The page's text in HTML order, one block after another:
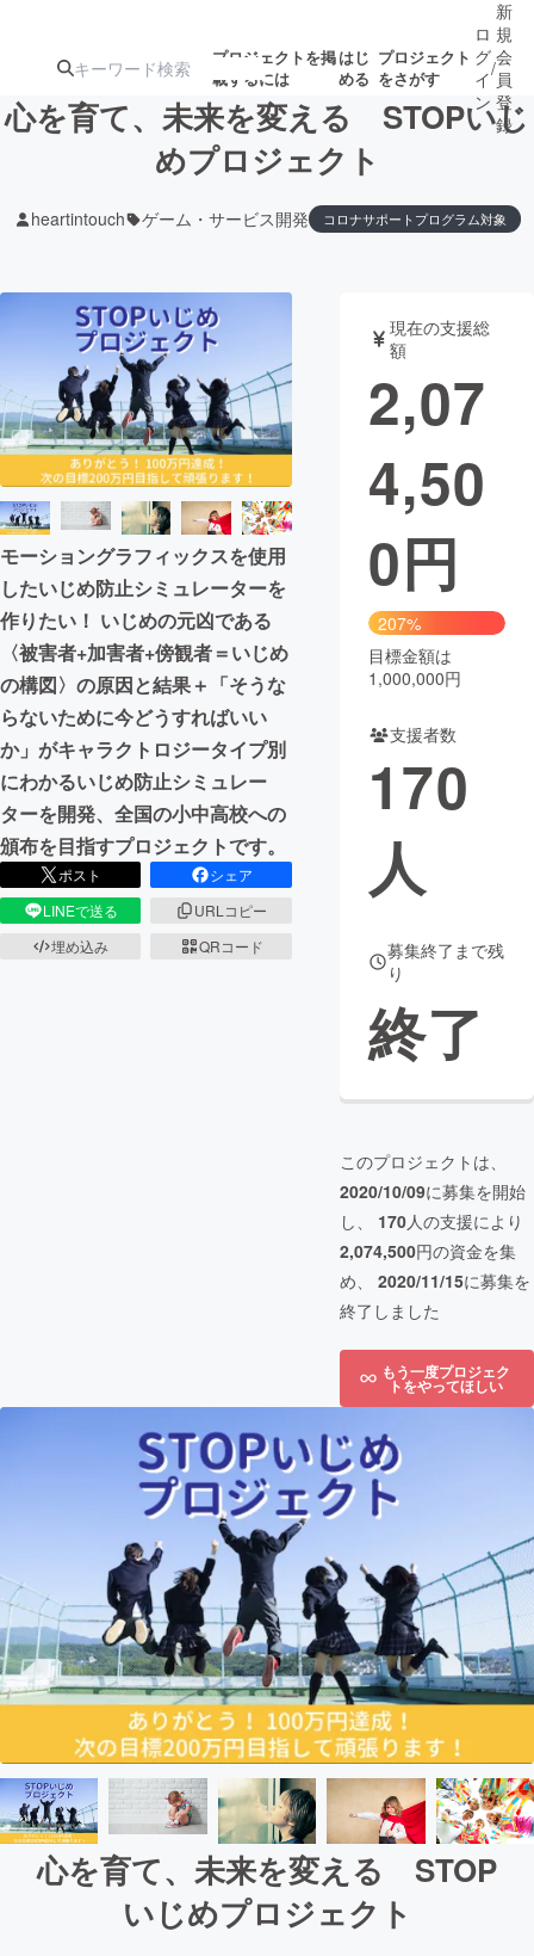
プロジェクトを掲
載するには
はじ
める
プロジェクト
をさがす
ジェクト
ターン
ジェクト
募集終了が近いプ
ロジェクト
もうすぐ公開
されます
アート・写真 音楽
テクノロジー・ガジェット ゲーム・サ
映像・映画
ビジネス・起業
まちづくり・地域活性化
CAMPFIRE for Social Good
CAMPFIRE Creation
CAMPFIREふるさと納税machi-ya コミュニティ
ロ
グ
イ
ン
/
新
規
会
員
登
録
心を育て、未来を変える STOPいじ
めプロジェクト
heartintouch ゲーム・サービス開発 コロナサポートプログラム対象
モーショングラフィックスを使用
したいじめ防止シミュレーターを
作りたい！ いじめの元凶である
〈被害者+加害者+傍観者＝いじめ
の構図〉の原因と結果＋「そうな
らないために今どうすればいい
か」がキャラクトロジータイプ別
にわかるいじめ防止シミュレー
ターを開発、全国の小中高校への
頒布を目指すプロジェクトです。
ポスト
シェア
LINEで送る
URLコピー
埋め込み
QRコード
現在の支援総
額
2,07
4,50
0円
207%
目標金額は
1,000,000円
支援者数
170
人
募集終了まで残
り
終了
このプロジェクトは、
2020/10/09に募集を開始
し、 170人の支援により
2,074,500円の資金を集
め、 2020/11/15に募集を
終了しました
もう一度プロジェク
トをやってほしい
心を育て、未来を変える STOP
いじめプロジェクト